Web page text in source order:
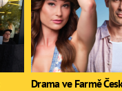
Drama ve Farmě